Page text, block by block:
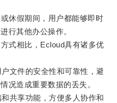
假期间，用户都能够即时
行其他办公操作。
相比，Ecloud具有诸多优
件的安全性和可靠性，避
况造成重要数据的丢失。
享功能，方便多人协作和